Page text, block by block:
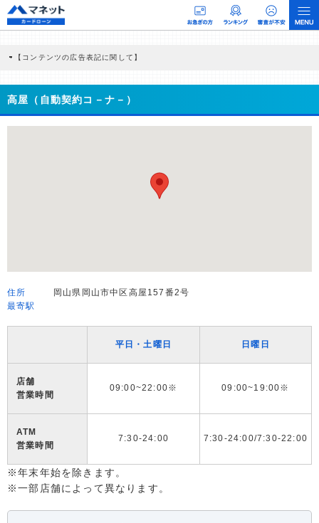
【コンテンツの広告表記に関して】
商品を根拠なくPRするものではなく、当編集部の調査／ユーザーへの口コミ収集な
どに基づき、公平性を担保した情報提供を行っています。
>提携企業一覧
高屋（自動契約コ－ナ－）
住所
岡山県岡山市中区高屋157番2号
最寄駅
平日・土曜日 日曜日
店舗
営業時間
09:00~22:00※ 09:00~19:00※
ATM
営業時間
7:30-24:00 7:30-24:00/7:30-22:00
※年末年始を除きます。
※一部店舗によって異なります。